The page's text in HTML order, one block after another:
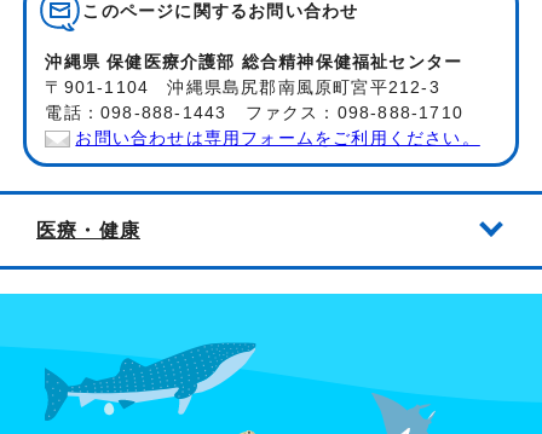
このページに関する お問い合わせ
沖縄県 保健医療介護部 総合精神保健福祉センター
〒901-1104 沖縄県島尻郡南風原町宮平212-3
電話：098-888-1443 ファクス：098-888-1710
お問い合わせは専用フォームをご利用ください。
医療・健康